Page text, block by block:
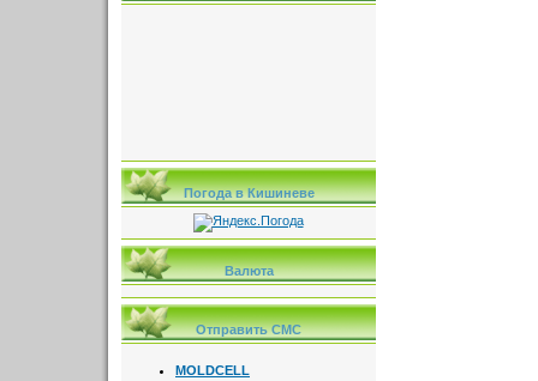
Погода в Кишиневе
Валюта
Отправить СМС
MOLDCELL